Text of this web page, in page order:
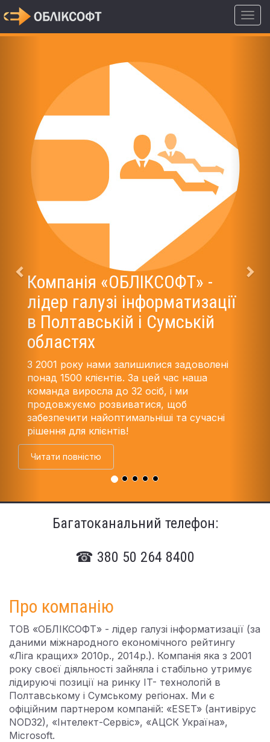
Компанія «ОБЛІКСОФТ» -
лідер галузі інформатизації
в Полтавській і Сумській
областях
З 2001 року нами залишилися задоволені
понад 1500 клієнтів. За цей час наша
команда виросла до 32 осіб, і ми
продовжуємо розвиватися, щоб
забезпечити найоптимальніші та сучасні
рішення для клієнтів!
Читати повністю
Багатоканальний телефон:
☎ 380 50 264 8400
Про компанію
ТОВ «ОБЛІКСОФТ» - лідер галузі інформатизації (за
даними міжнародного економічного рейтингу
«Ліга кращих» 2010р., 2014р.). Компанія яка з 2001
року своєї діяльності зайняла і стабільно утримує
лідируючі позиції на ринку IT- технологій в
Полтавському і Сумському регіонах. Ми є
офіційним партнером компаній: «ESET» (антивірус
NOD32), «Інтелект-Сервіс», «АЦСК Україна»,
Microsoft.